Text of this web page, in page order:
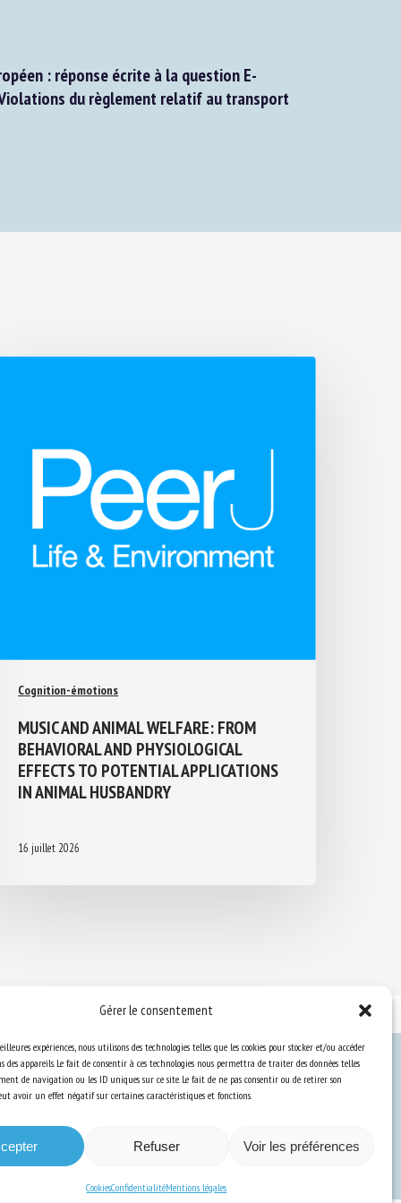
Gérer le consentement
expériences, nous utilisons des technologies telles que les cookies pour stocker et/ou accéder
appareils. Le fait de consentir à ces technologies nous permettra de traiter des données telles
de navigation ou les ID uniques sur ce site. Le fait de ne pas consentir ou de retirer son
avoir un effet négatif sur certaines caractéristiques et fonctions.
Refuser Voir les préférences
CookiesConfidentialitéMentions légales
: réponse écrite à la question E-
du règlement relatif au transport
Cognition-émotions
MUSIC AND ANIMAL WELFARE: FROM
BEHAVIORAL AND PHYSIOLOGICAL
EFFECTS TO POTENTIAL APPLICATIONS
IN ANIMAL HUSBANDRY
16 juillet 2026
Ressources